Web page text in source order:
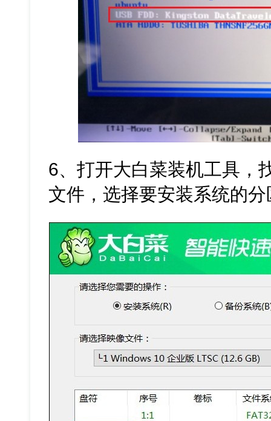
6、打开大白菜装机工具，
文件，选择要安装系统的